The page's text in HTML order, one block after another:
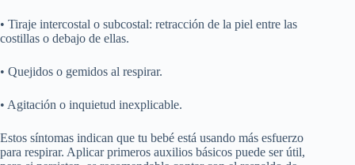
• Tiraje intercostal o subcostal: retracción de la piel entre las
costillas o debajo de ellas.
• Quejidos o gemidos al respirar.
• Agitación o inquietud inexplicable.
Estos síntomas indican que tu bebé está usando más esfuerzo
para respirar. Aplicar primeros auxilios básicos puede ser útil,